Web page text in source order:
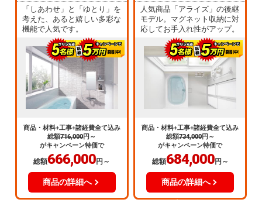
「しあわせ」と「ゆとり」を
考えた、あると嬉しい多彩な
機能で人気です。
商品・材料+工事+諸経費全て込み
総額716,000円～
がキャンペーン特価で
総額666,000円～
商品の詳細へ
人気商品「アライズ」の後継
モデル。マグネット収納に対
応してお手入れ性がアップ。
商品・材料+工事+諸経費全て込み
総額734,000円～
がキャンペーン特価で
総額684,000円～
商品の詳細へ